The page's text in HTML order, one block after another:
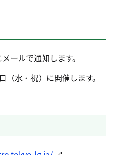
ールで通知します。
水・祝）に開催します。